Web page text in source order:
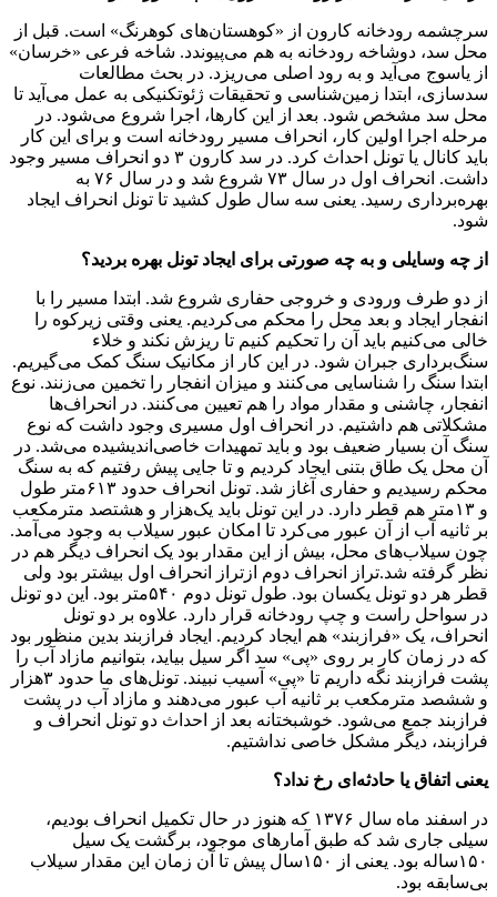
سرچشمه رودخانه کارون از «کوهستان‌های کوهرنگ» است. قبل از
محل سد، دوشاخه رودخانه به هم می‌پیوندد. شاخه‌ فرعی «خرسان»
از یاسوج می‌آید و به رود اصلی می‌ریزد. در بحث مطالعات
سدسازی، ابتدا زمین‌شناسی و تحقیقات ژئوتکنیکی به عمل می‌آید تا
محل سد مشخص شود. بعد از این کارها، اجرا شروع می‌شود. در
مرحله اجرا اولین کار، انحراف مسیر رودخانه است و برای این کار
باید کانال یا تونل احداث کرد. در سد کارون ۳ دو انحراف مسیر وجود
داشت. انحراف اول در‌ سال ۷۳ شروع شد و در ‌سال ۷۶ به
بهره‌برداری رسید. یعنی سه‌ سال طول کشید تا تونل انحراف ایجاد
شود.
از چه وسایلی و به چه صورتی برای ایجاد تونل بهره بردید؟
از دو طرف ورودی و خروجی حفاری شروع شد. ابتدا مسیر را با
انفجار ایجاد و بعد محل را محکم می‌کردیم. یعنی وقتی زیرکوه را
خالی می‌کنیم باید آن را تحکیم کنیم تا ریزش نکند و خلاء
سنگ‌برداری جبران شود. در این کار از مکانیک سنگ کمک می‌گیریم.
ابتدا سنگ را شناسایی می‌کنند و میزان انفجار را تخمین می‌زنند. نوع
انفجار، چاشنی و مقدار مواد را هم تعیین می‌کنند. در انحراف‌ها
مشکلاتی هم داشتیم. در انحراف اول مسیری وجود داشت که نوع
سنگ آن بسیار ضعیف بود و باید تمهیدات خاصی‌اندیشیده می‌شد. در
آن محل یک طاق بتنی ایجاد کردیم و تا جایی پیش رفتیم که به سنگ
محکم رسیدیم و حفاری آغاز شد. تونل انحراف حدود ۶۱۳متر طول
و ۱۳متر هم قطر دارد. در این تونل باید یک‌هزار و هشتصد مترمکعب
بر ثانیه آب از آن عبور می‌کرد تا امکان عبور سیلاب به وجود می‌آمد.
چون سیلاب‌های محل، بیش از این مقدار بود یک انحراف دیگر هم در
نظر گرفته شد.‌تراز انحراف دوم از‌تراز انحراف اول بیشتر بود ولی
قطر هر دو تونل یکسان بود. طول تونل دوم ۵۴۰متر بود. این دو تونل
در سواحل راست و چپ رودخانه قرار دارد. علاوه بر دو تونل
انحراف، یک «فرازبند» هم ایجاد کردیم. ایجاد فرازبند بدین منظور بود
که در زمان کار بر روی «پی» ‌سد اگر سیل بیاید، بتوانیم مازاد آب را
پشت فرازبند نگه داریم تا «پی» آسیب نبیند. تونل‌های ما حدود ۳هزار
و ششصد مترمکعب بر ثانیه آب عبور می‌دهند و مازاد آب در پشت
فرازبند جمع می‌شود. خوشبختانه بعد از احداث دو تونل انحراف و
فرازبند، دیگر مشکل خاصی نداشتیم.
یعنی اتفاق یا حادثه‌ای رخ نداد؟
در اسفند ماه ‌سال ۱۳۷۶ که هنوز در حال تکمیل انحراف بودیم،
سیلی جاری شد که طبق آمار‌های موجود، برگشت یک سیل
۱۵۰ساله بود. یعنی از ۱۵۰سال پیش تا آن زمان این مقدار سیلاب
بی‌سابقه بود.